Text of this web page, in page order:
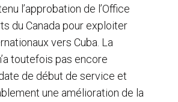
l’approbation de l’Office
du Canada pour exploiter
vers Cuba. La
toutefois pas encore
de début de service et
une amélioration de la